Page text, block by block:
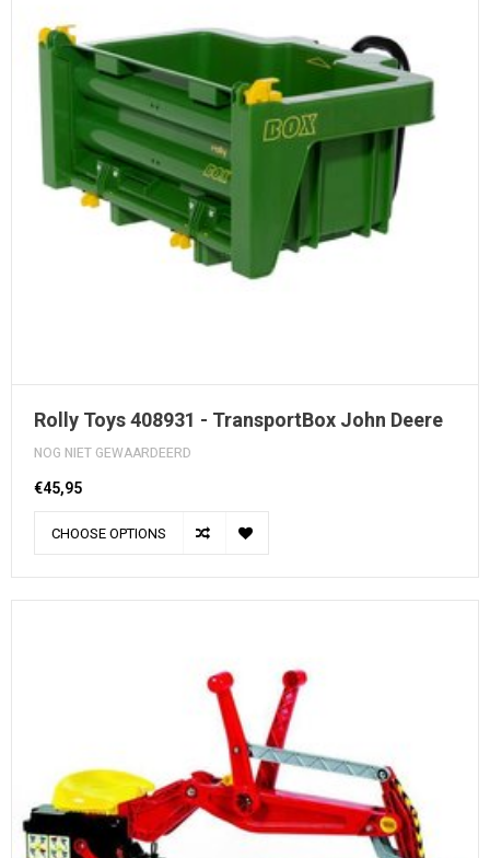
Rolly Toys 408931 - TransportBox John Deere
NOG NIET GEWAARDEERD
€45,95
CHOOSE OPTIONS